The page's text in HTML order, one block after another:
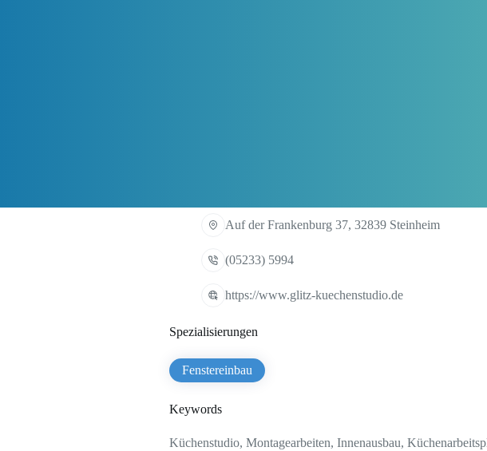
Auf der Frankenburg 37, 32839 Steinheim
(05233) 5994
https://www.glitz-kuechenstudio.de
Spezialisierungen
Fenstereinbau
Keywords
Küchenstudio, Montagearbeiten, Innenausbau,